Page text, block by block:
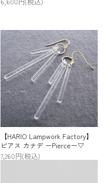
【HARIO Lampwork Factory】
ピアス カナデ ーPierceー▽
7,260円(税込)